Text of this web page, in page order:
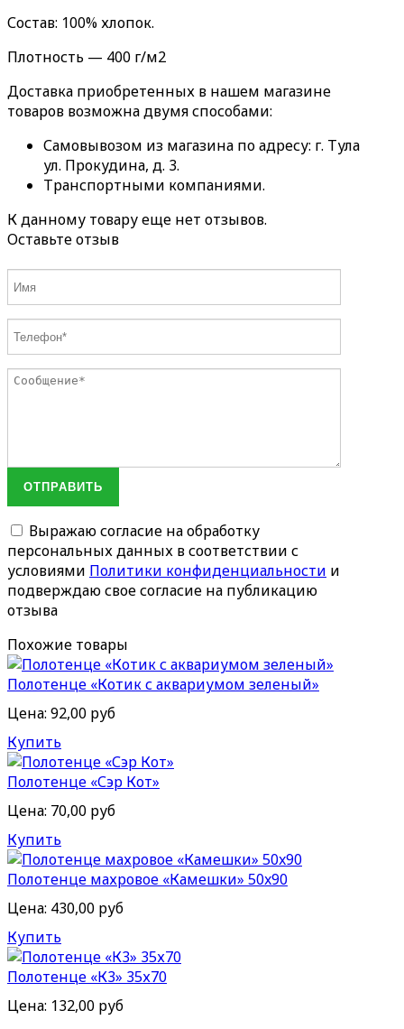
Состав: 100% хлопок.
Плотность — 400 г/м2
Доставка приобретенных в нашем магазине
товаров возможна двумя способами:
Самовывозом из магазина по адресу: г. Тула
ул. Прокудина, д. 3.
Транспортными компаниями.
К данному товару еще нет отзывов.
Оставьте отзыв
ОТПРАВИТЬ
Выражаю согласие на обработку
персональных данных в соответствии с
условиями Политики конфиденциальности и
подверждаю свое согласие на публикацию
отзыва
Похожие товары
Полотенце «Котик с аквариумом зеленый»
Цена: 92,00 руб
Купить
Полотенце «Сэр Кот»
Цена: 70,00 руб
Купить
Полотенце махровое «Камешки» 50x90
Цена: 430,00 руб
Купить
Полотенце «К3» 35х70
Цена: 132,00 руб